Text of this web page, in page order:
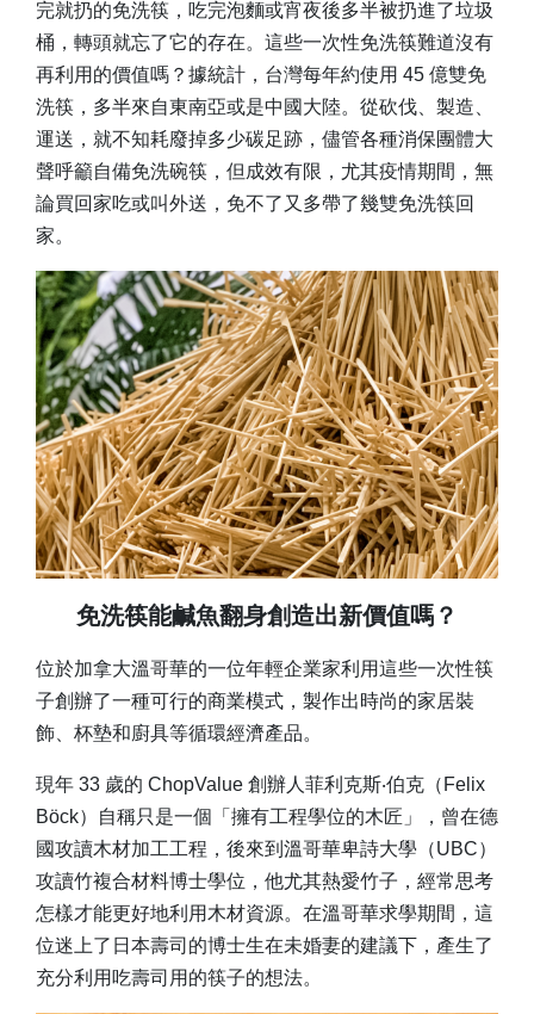
完就扔的免洗筷，吃完泡麵或宵夜後多半被扔進了垃圾
桶，轉頭就忘了它的存在。這些一次性免洗筷難道沒有
再利用的價值嗎？據統計，台灣每年約使用 45 億雙免
洗筷，多半來自東南亞或是中國大陸。從砍伐、製造、
運送，就不知耗廢掉多少碳足跡，儘管各種消保團體大
聲呼籲自備免洗碗筷，但成效有限，尤其疫情期間，無
論買回家吃或叫外送，免不了又多帶了幾雙免洗筷回
家。
免洗筷能鹹魚翻身創造出新價值嗎？
位於加拿大溫哥華的一位年輕企業家利用這些一次性筷
子創辦了一種可行的商業模式，製作出時尚的家居裝
飾、杯墊和廚具等循環經濟產品。
現年 33 歲的 ChopValue 創辦人菲利克斯‧伯克（Felix
Böck）自稱只是一個「擁有工程學位的木匠」，曾在德
國攻讀木材加工工程，後來到溫哥華卑詩大學（UBC）
攻讀竹複合材料博士學位，他尤其熱愛竹子，經常思考
怎樣才能更好地利用木材資源。在溫哥華求學期間，這
位迷上了日本壽司的博士生在未婚妻的建議下，產生了
充分利用吃壽司用的筷子的想法。